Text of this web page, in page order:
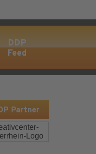
DDP
Feed
Partner